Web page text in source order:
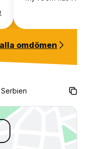
omdömen